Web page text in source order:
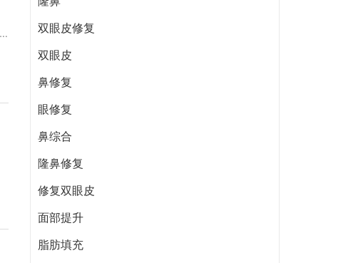
双眼皮修复
双眼皮
鼻修复
眼修复
鼻综合
隆鼻修复
修复双眼皮
面部提升
脂肪填充